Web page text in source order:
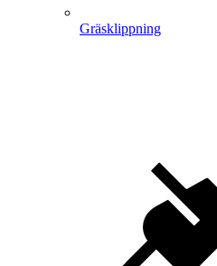
Gräsklippning